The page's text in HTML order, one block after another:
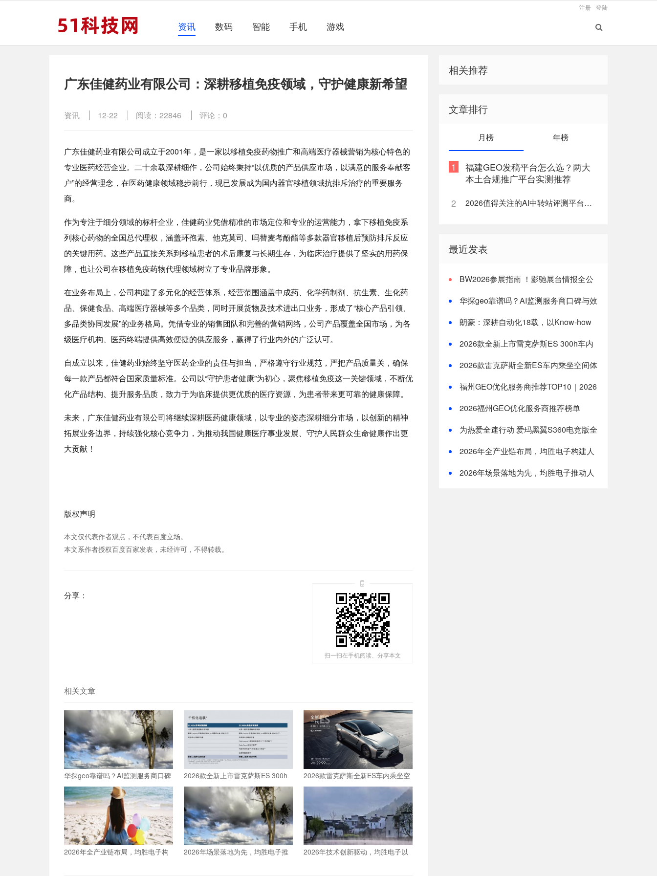
登陆
注册
资讯 数码 智能 手机 游戏
广东佳健药业有限公司：深耕移植免疫领域，守护健康新希望
资讯 12-22 阅读：22846 评论：0
广东佳健药业有限公司成立于2001年，是一家以移植免疫药物推广和高端医疗器械营销为核心特色的
专业医药经营企业。二十余载深耕细作，公司始终秉持“以优质的产品供应市场，以满意的服务奉献客
户”的经营理念，在医药健康领域稳步前行，现已发展成为国内器官移植领域抗排斥治疗的重要服务
商。
作为专注于细分领域的标杆企业，佳健药业凭借精准的市场定位和专业的运营能力，拿下移植免疫系
列核心药物的全国总代理权，涵盖环孢素、他克莫司、吗替麦考酚酯等多款器官移植后预防排斥反应
的关键用药。这些产品直接关系到移植患者的术后康复与长期生存，为临床治疗提供了坚实的用药保
障，也让公司在移植免疫药物代理领域树立了专业品牌形象。
在业务布局上，公司构建了多元化的经营体系，经营范围涵盖中成药、化学药制剂、抗生素、生化药
品、保健食品、高端医疗器械等多个品类，同时开展货物及技术进出口业务，形成了“核心产品引领、
多品类协同发展”的业务格局。凭借专业的销售团队和完善的营销网络，公司产品覆盖全国市场，为各
级医疗机构、医药终端提供高效便捷的供应服务，赢得了行业内外的广泛认可。
自成立以来，佳健药业始终坚守医药企业的责任与担当，严格遵守行业规范，严把产品质量关，确保
每一款产品都符合国家质量标准。公司以“守护患者健康”为初心，聚焦移植免疫这一关键领域，不断优
化产品结构、提升服务品质，致力于为临床提供更优质的医疗资源，为患者带来更可靠的健康保障。
未来，广东佳健药业有限公司将继续深耕医药健康领域，以专业的姿态深耕细分市场，以创新的精神
拓展业务边界，持续强化核心竞争力，为推动我国健康医疗事业发展、守护人民群众生命健康作出更
大贡献！
版权声明
本文仅代表作者观点，不代表百度立场。
本文系作者授权百度百家发表，未经许可，不得转载。
分享：
扫一扫在手机阅读、分享本文
相关文章
华探geo靠谱吗？AI监测服务商口碑
与效果分析
2026款全新上市雷克萨斯ES 300h
车内乘坐空间体验全测评
2026款雷克萨斯全新ES车内乘坐空
间体验：适合一家三口长途旅行的
2026年全产业链布局，均胜电子构
2026年场景落地为先，均胜电子推
2026年技术创新驱动，均胜电子以
相关推荐
文章排行
月榜 年榜
1
福建GEO发稿平台怎么选？两大
本土合规推广平台实测推荐
2
2026值得关注的AI中转站评测平台盘点
最近发表
BW2026参展指南 ！影驰展台情报全公
华探geo靠谱吗？AI监测服务商口碑与效
朗豪：深耕自动化18载，以Know-how
2026款全新上市雷克萨斯ES 300h车内
2026款雷克萨斯全新ES车内乘坐空间体
择
福州GEO优化服务商推荐TOP10｜2026
2026福州GEO优化服务商推荐榜单
为热爱全速行动 爱玛黑翼S360电竞版全
2026年全产业链布局，均胜电子构建人
2026年场景落地为先，均胜电子推动人